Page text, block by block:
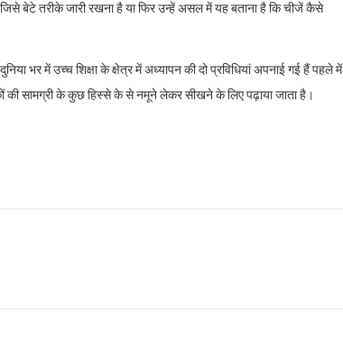
बेटे तरीके जारी रखना है या फिर उन्हें असल में यह बताना है कि चीजें कैसे
भर में उच्च शिक्षा के क्षेत्र में अध्यापन की दो प्रविधियां अपनाई गई हैं पहले में
की सामग्री के कुछ हिस्से के से नमूने लेकर सीखने के लिए पढ़ाया जाता है।